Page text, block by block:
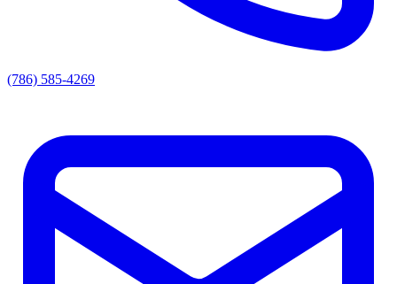
(786) 585-4269